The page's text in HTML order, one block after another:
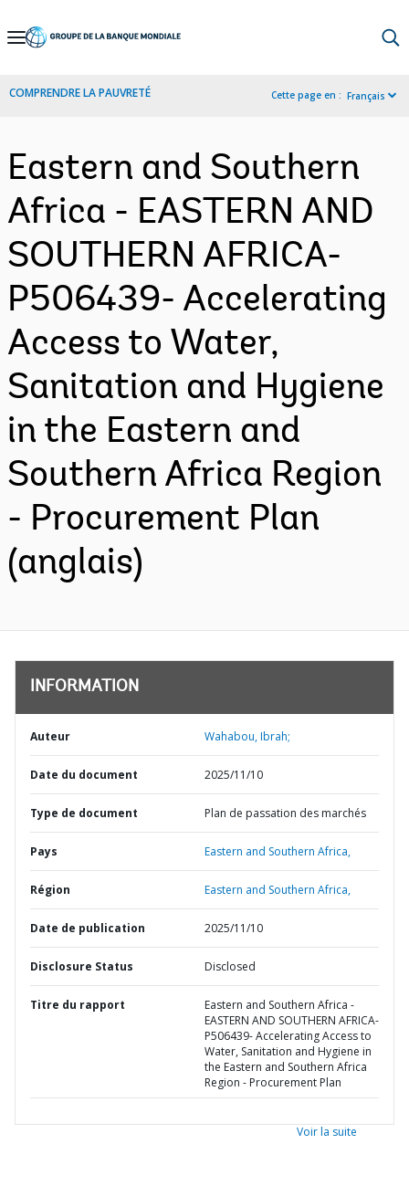
Skip
Navigation
COMPRENDRE LA PAUVRETÉ Cette page en : Français
Eastern and Southern
Africa - EASTERN AND
SOUTHERN AFRICA-
P506439- Accelerating
Access to Water,
Sanitation and Hygiene
in the Eastern and
Southern Africa Region
- Procurement Plan
(anglais)
INFORMATION
Auteur Wahabou, Ibrah;
Date du document 2025/11/10
Type de document Plan de passation des marchés
Pays Eastern and Southern Africa,
Région Eastern and Southern Africa,
Date de publication 2025/11/10
Disclosure Status Disclosed
Titre du rapport
Eastern and Southern Africa -
EASTERN AND SOUTHERN AFRICA-
P506439- Accelerating Access to
Water, Sanitation and Hygiene in
the Eastern and Southern Africa
Region - Procurement Plan
Voir la suite